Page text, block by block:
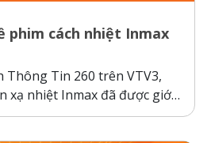
phim cách nhiệt Inmax
Tin 260 trên VTV3,
xạ nhiệt Inmax đã được giới
công nghệ giúp bảo vệ ô